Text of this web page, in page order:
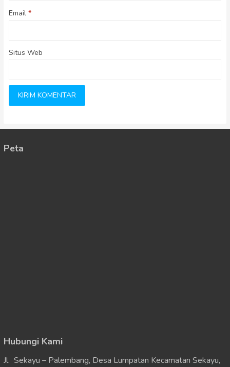
Email *
Situs Web
Peta
Hubungi Kami
Jl. Sekayu – Palembang, Desa Lumpatan Kecamatan Sekayu,